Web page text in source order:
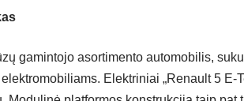
gamintojo asortimento automobilis,
Elektriniai „Renault 5 E-